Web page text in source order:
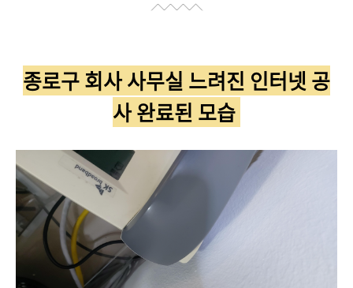
종로구 회사 사무실 느려진 인터넷 공
사 완료된 모습